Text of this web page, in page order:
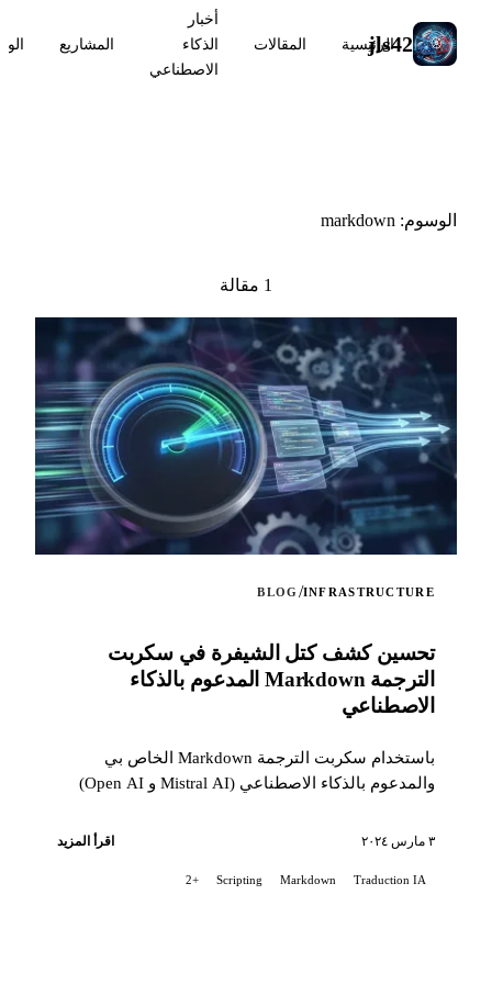
jls42
الرئيسية المقالات
أخبار
الذكاء
الاصطناعي
المشاريع
الوسوم: markdown
1 مقالة
INFRASTRUCTURE
/
BLOG
تحسين كشف كتل الشيفرة في سكربت
الترجمة Markdown المدعوم بالذكاء
الاصطناعي
باستخدام سكربت الترجمة Markdown الخاص بي
والمدعوم بالذكاء الاصطناعي (Mistral AI و Open AI)
GitLab، واجهت مشكلة تتطلب تحسينا دقيقا في معالجة
٣ مارس ٢٠٢٤ اقرأ المزيد
Traduction IA
Markdown
Scripting
+2